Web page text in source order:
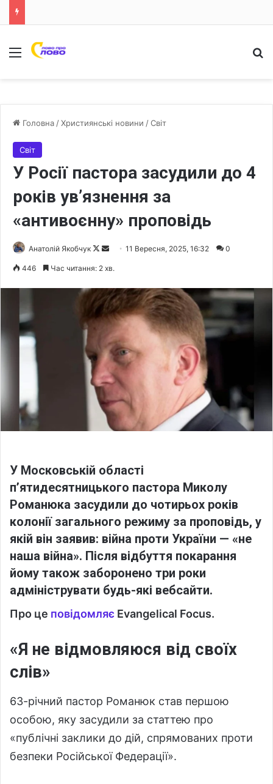
Меню
Головна /Християнські новини /Світ
Світ
У Росії пастора засудили до 4
років ув’язнення за
«антивоєнну» проповідь
Анатолій Якобчук
F
o
o
w
n
d
a
n
e
m
i
11 Вересня, 2025, 16:32 0
446 Час читання: 2 хв.
У Московській області
п’ятидесятницького пастора Миколу
Романюка засудили до чотирьох років
колонії загального режиму за проповідь, у
якій він заявив: війна проти України — «не
наша війна». Після відбуття покарання
йому також заборонено три роки
адмініструвати будь-які вебсайти.
Про це повідомляє Evangelical Focus.
«Я не відмовляюся від своїх
слів»
63-річний пастор Романюк став першою
особою, яку засудили за статтею про
«публічні заклики до дій, спрямованих проти
безпеки Російської Федерації».